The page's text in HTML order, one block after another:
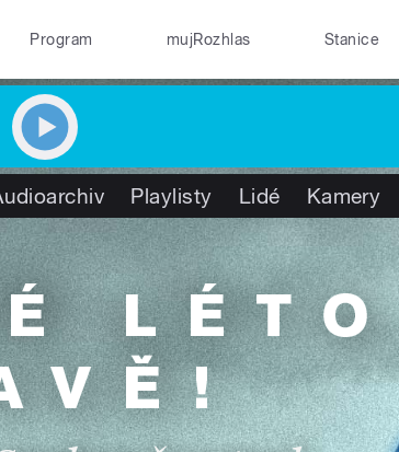
Program mujRozhlas Stanice
Playlisty Lidé Kamery